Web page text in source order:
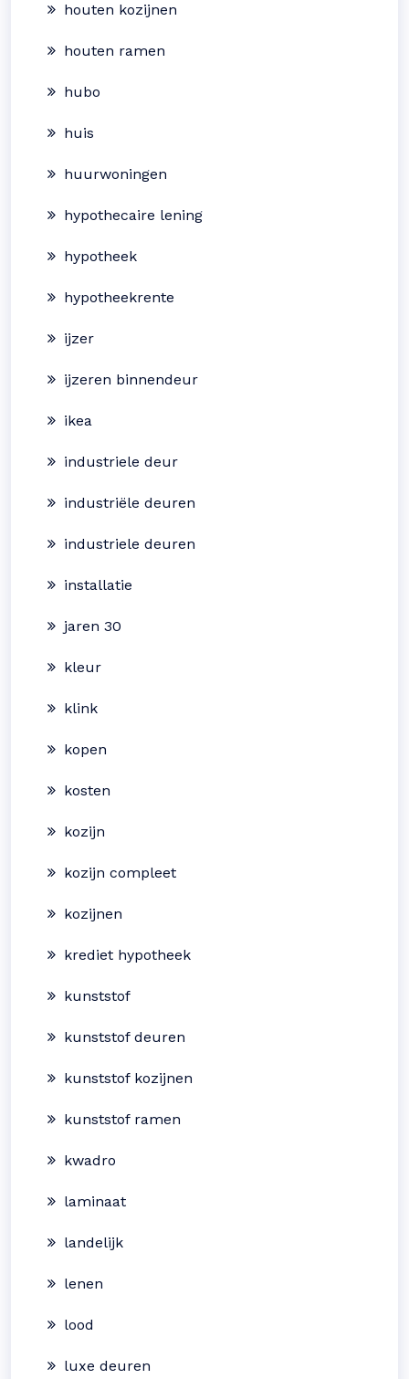
houten kozijnen
houten ramen
hubo
huis
huurwoningen
hypothecaire lening
hypotheek
hypotheekrente
ijzer
ijzeren binnendeur
ikea
industriele deur
industriële deuren
industriele deuren
installatie
jaren 30
kleur
klink
kopen
kosten
kozijn
kozijn compleet
kozijnen
krediet hypotheek
kunststof
kunststof deuren
kunststof kozijnen
kunststof ramen
kwadro
laminaat
landelijk
lenen
lood
luxe deuren